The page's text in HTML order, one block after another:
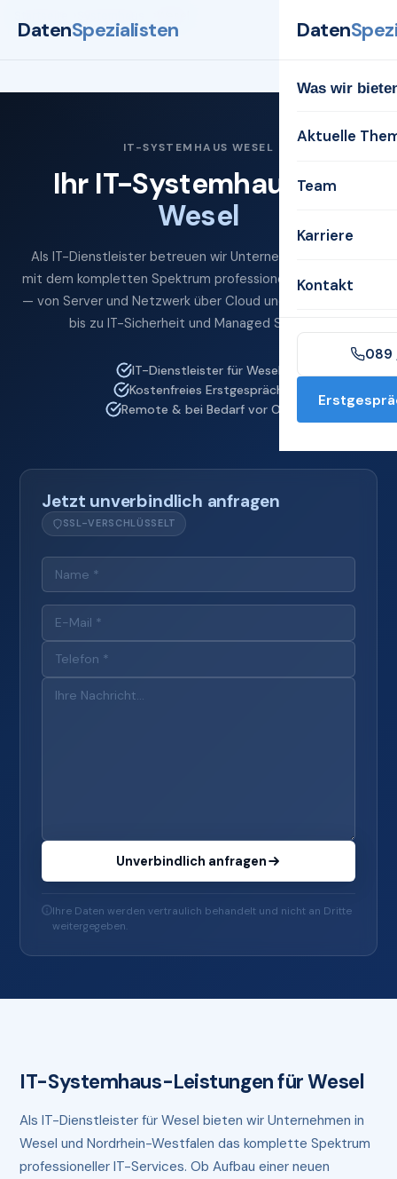
DatenSpezialisten Daten
Was wir
Aktuelle
Team
Karriere
Kontakt
089
IT-SYSTEMHAUS WESEL
Ihr IT-Systemhaus für
Wesel
Als IT-Dienstleister betreuen wir Unternehmen in Wesel
mit dem kompletten Spektrum professioneller IT-Services
— von Server und Netzwerk über Cloud und Microsoft 365
bis zu IT-Sicherheit und Managed Services.
IT-Dienstleister für Wesel
Kostenfreies Erstgespräch
Remote & bei Bedarf vor Ort
Jetzt unverbindlich anfragen
SSL-VERSCHLÜSSELT
Unverbindlich anfragen
Ihre Daten werden vertraulich behandelt und nicht an Dritte
weitergegeben.
IT-Systemhaus-Leistungen für Wesel
Als IT-Dienstleister für Wesel bieten wir Unternehmen in
Wesel und Nordrhein-Westfalen das komplette Spektrum
professioneller IT-Services. Ob Aufbau einer neuen